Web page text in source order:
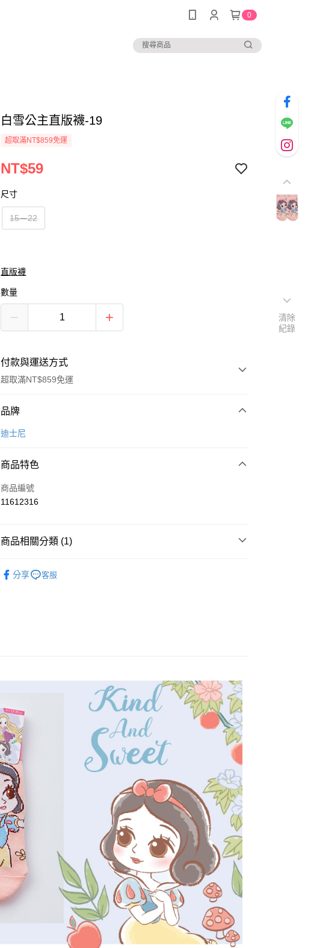
0
白雪公主直版襪-19
超取滿NT$859免運
NT$59
尺寸
15－22
直版襪
數量
付款與運送方式
超取滿NT$859免運
付款方式
信用卡一次付款
Apple Pay
全盈+PAY
每筆NT$80，滿NT$859(含以上)免運費
每筆NT$80，滿NT$899(含以上)免運費
付款後7-11取貨
每筆NT$80，滿NT$859(含以上)免運費
宅配
每筆NT$85，滿NT$859(含以上)免運費
品牌
迪士尼
商品特色
商品編號
11612316
商品相關分類 (1)
分享
客服
清除
紀錄